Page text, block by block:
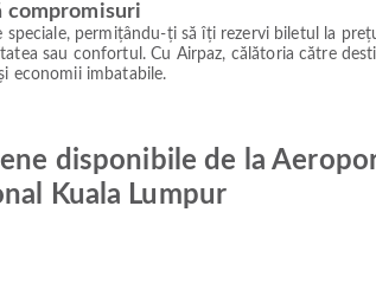
compromisuri
permițându-ți să îți rezervi biletul la
sau confortul. Cu Airpaz, călătoria către
economii imbatabile.
disponibile de la
Kuala Lumpur